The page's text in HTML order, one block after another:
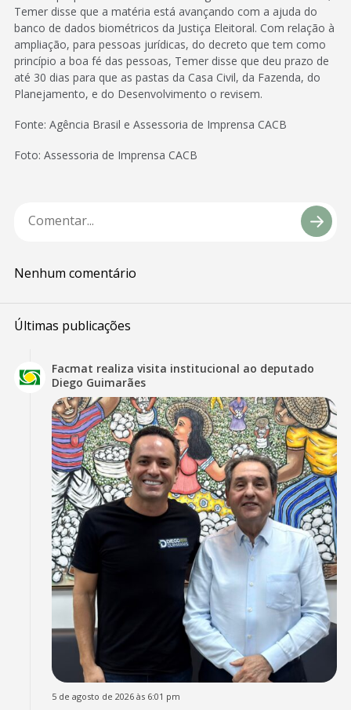
Temer disse que a matéria está avançando com a ajuda do
banco de dados biométricos da Justiça Eleitoral. Com relação à
ampliação, para pessoas jurídicas, do decreto que tem como
princípio a boa fé das pessoas, Temer disse que deu prazo de
até 30 dias para que as pastas da Casa Civil, da Fazenda, do
Planejamento, e do Desenvolvimento o revisem.
Fonte: Agência Brasil e Assessoria de Imprensa CACB
Foto: Assessoria de Imprensa CACB
Nenhum comentário
Últimas publicações
Facmat realiza visita institucional ao deputado
Diego Guimarães
5 de agosto de 2026 às 6:01 pm